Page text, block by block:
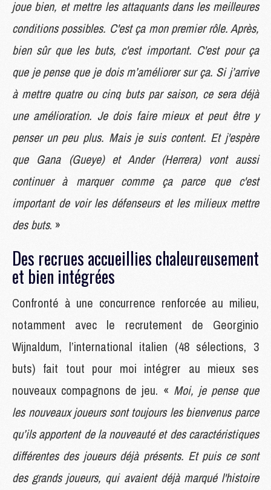
joue bien, et mettre les attaquants dans les meilleures
conditions possibles. C'est ça mon premier rôle. Après,
bien sûr que les buts, c'est important. C'est pour ça
que je pense que je dois m’améliorer sur ça. Si j’arrive
à mettre quatre ou cinq buts par saison, ce sera déjà
une amélioration. Je dois faire mieux et peut être y
penser un peu plus. Mais je suis content. Et j'espère
que Gana (Gueye) et Ander (Herrera) vont aussi
continuer à marquer comme ça parce que c'est
important de voir les défenseurs et les milieux mettre
des buts. »
Des recrues accueillies chaleureusement
et bien intégrées
Confronté à une concurrence renforcée au milieu,
notamment avec le recrutement de Georginio
Wijnaldum, l’international italien (48 sélections, 3
buts) fait tout pour moi intégrer au mieux ses
nouveaux compagnons de jeu. « Moi, je pense que
les nouveaux joueurs sont toujours les bienvenus parce
qu’ils apportent de la nouveauté et des caractéristiques
différentes des joueurs déjà présents. Et puis ce sont
des grands joueurs, qui avaient déjà marqué l'histoire